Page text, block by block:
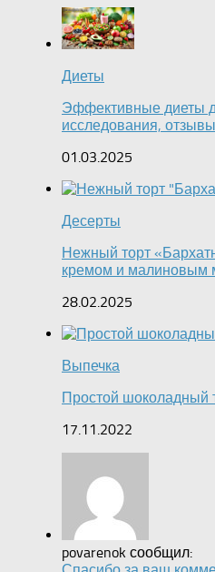
Диеты
Эффективные диеты
исследования,
01.03.2025
Десерты
Нежный торт
кремом и малиновым
28.02.2025
Выпечка
Простой шоколадный
17.11.2022
povarenok сообщил: